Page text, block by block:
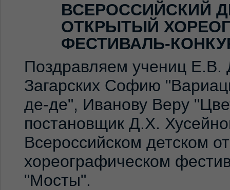
ВСЕРОССИЙСКИЙ
ОТКРЫТЫЙ
ФЕСТИВАЛЬ-
Поздравляем учениц Е.В.
Загарских Софию
де-де", Иванову Веру
постановщик Д.Х.
Всероссийском детском
хореографическом
"Мосты".